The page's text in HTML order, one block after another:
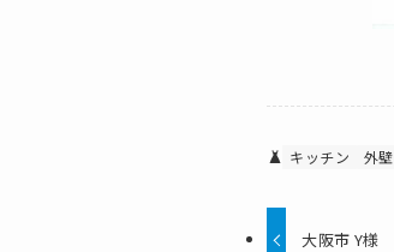
キッチン 外壁
大阪市 Y様